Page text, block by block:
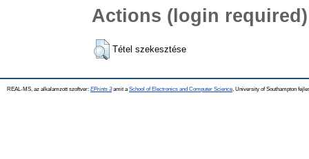
Actions (login required)
Tétel szekesztése
REAL-MS, az alkalamzott szoftver: EPrints 3amit a School of Electronics and Computer Science , University of Southampton